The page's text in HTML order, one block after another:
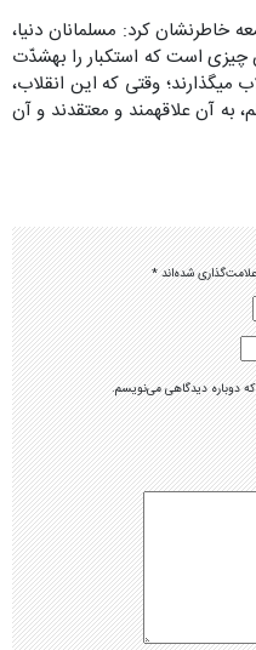
کرد: مسلمانان دنیا،
چیزی است که استکبار را بهشدّت
وقتی که این انقلاب،
آن علاقهمند و معتقدند و آن
شده‌اند*
دوباره دیدگاهی می‌نویسم.